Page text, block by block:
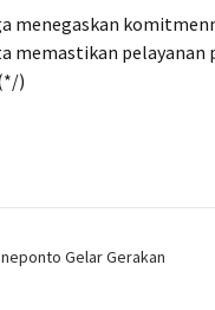
menegaskan
memastikan
)
Gelar Gerakan